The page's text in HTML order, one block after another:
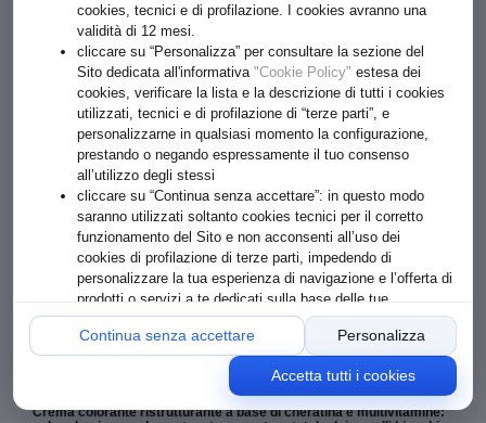
€ 6.00
Formato: 60+40+10
1 ACQUISTA
BIONDO SCURO DORATO 6,3
Crema colorante ristrutturante a base di cheratina e multivitamine:
cookies, tecnici e di profilazione. I cookies avranno una
validità di 12 mesi.
cliccare su “Personalizza” per consultare la sezione del
Sito dedicata all'informativa "Cookie Policy" estesa dei
cookies, verificare la lista e la descrizione di tutti i cookies
utilizzati, tecnici e di profilazione di “terze parti”, e
personalizzarne in qualsiasi momento la configurazione,
prestando o negando espressamente il tuo consenso
all’utilizzo degli stessi
cliccare su “Continua senza accettare”: in questo modo
saranno utilizzati soltanto cookies tecnici per il corretto
funzionamento del Sito e non acconsenti all’uso dei
cookies di profilazione di terze parti, impedendo di
personalizzare la tua esperienza di navigazione e l’offerta di
prodotti o servizi a te dedicati sulla base delle tue
preferenze o comportamenti online
Continua senza accettare Personalizza
Accetta tutti i cookies